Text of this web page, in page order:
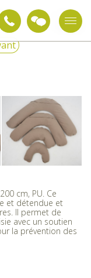
md
40630
cm, PU. Ce
et détendue et
Il permet de
avec un soutien
la prévention des